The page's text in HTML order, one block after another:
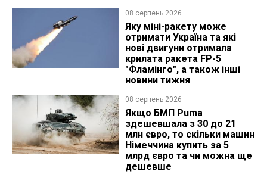
08 серпень 2026
Яку міні-ракету може
отримати Україна та які
нові двигуни отримала
крилата ракета FP-5
"Фламінго", а також інші
новини тижня
08 серпень 2026
Якщо БМП Puma
здешевшала з 30 до 21
млн євро, то скільки машин
Німеччина купить за 5
млрд євро та чи можна ще
дешевше